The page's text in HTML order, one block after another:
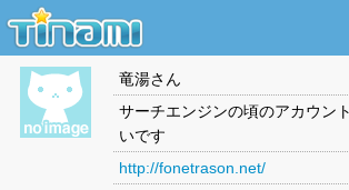
竜湯さん
サーチエンジンの頃のアカウン
いです
http://fonetrason.net/